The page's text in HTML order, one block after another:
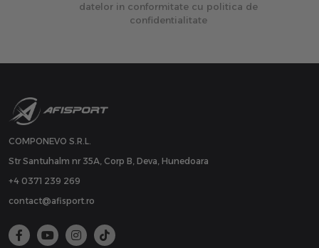
datelor in conformitate cu politica de
confidentialitate
COMPONEVO S.R.L.
Str Santuhalm nr 35A, Corp B, Deva, Hunedoara
+4 0371 239 269
contact@afisport.ro